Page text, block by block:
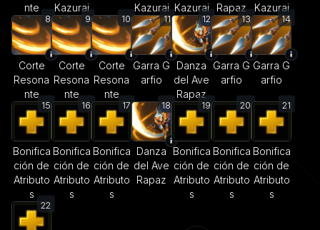
nte
Kazurai
Kazurai Kazurai
Rapaz
Kazurai
8
Corte
Resona
nte
9
Corte
Resona
nte
10
Corte
Resona
nte
11
Garra G
arfio
12
Danza
del Ave
Rapaz
13
Garra G
arfio
14
Garra G
arfio
15
Bonifica
ción de
Atributo
s
16
Bonifica
ción de
Atributo
s
17
Bonifica
ción de
Atributo
s
18
Danza
del Ave
Rapaz
19
Bonifica
ción de
Atributo
s
20
Bonifica
ción de
Atributo
s
21
Bonifica
ción de
Atributo
s
22